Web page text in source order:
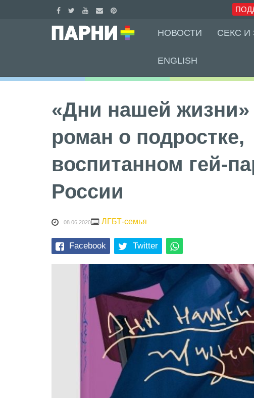
НОВОСТИ СЕКС И
ENGLISH
«Дни нашей
роман о подростке,
воспитанном гей-
России
08.06.2020 ЛГБТ-семья
Facebook Twitter